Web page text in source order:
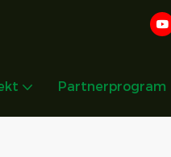
Partnerprogram